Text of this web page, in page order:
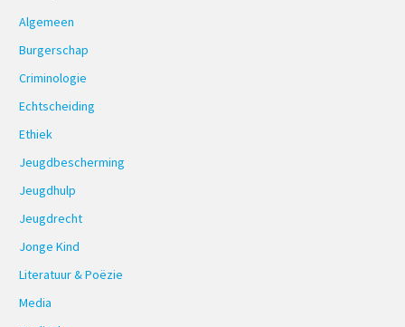
Algemeen
Burgerschap
Criminologie
Echtscheiding
Ethiek
Jeugdbescherming
Jeugdhulp
Jeugdrecht
Jonge Kind
Literatuur & Poëzie
Media